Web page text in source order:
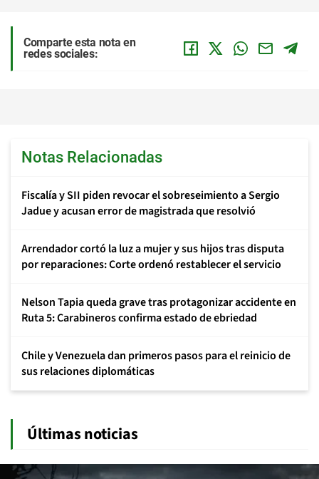
Comparte esta nota en
redes sociales:
Notas Relacionadas
Fiscalía y SII piden revocar el sobreseimiento a Sergio
Jadue y acusan error de magistrada que resolvió
Arrendador cortó la luz a mujer y sus hijos tras disputa
por reparaciones: Corte ordenó restablecer el servicio
Nelson Tapia queda grave tras protagonizar accidente en
Ruta 5: Carabineros confirma estado de ebriedad
Chile y Venezuela dan primeros pasos para el reinicio de
sus relaciones diplomáticas
Últimas noticias